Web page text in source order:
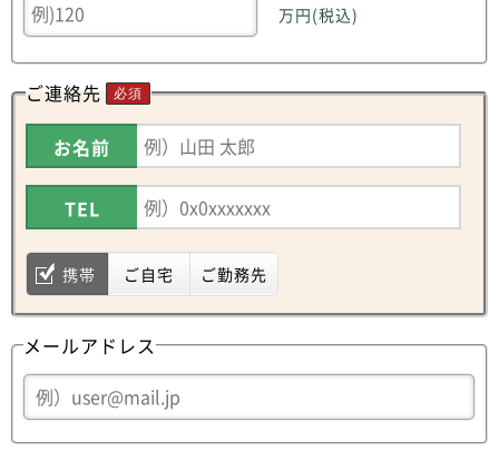
万円(税込)
ご連絡先 必須
お名前
TEL
携帯 ご自宅 ご勤務先
メールアドレス